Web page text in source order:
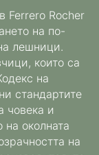
Ferrero Rocher
на по-
лешници.
които са
на
стандартите
човека и
на околната
на